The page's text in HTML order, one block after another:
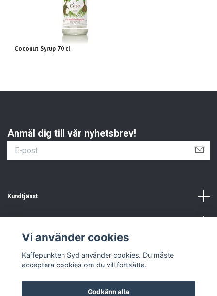
Coconut Syrup 70 cl
Anmäl dig till vår nyhetsbrev!
Kundtjänst
Vi använder cookies
Kaffepunkten Syd använder cookies. Du måste
acceptera cookies om du vill fortsätta.
Godkänn alla